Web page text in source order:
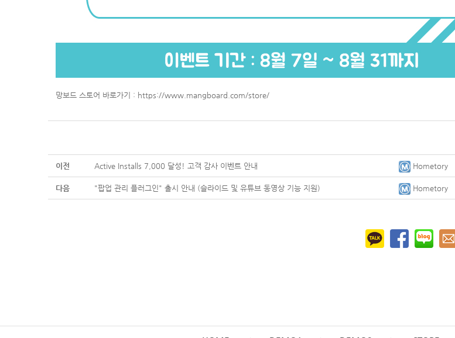
망보드 스토어 바로가기 : https://www.mangboard.com/store/
이전 Active Installs 7,000 달성! 고객 감사 이벤트 안내 Hometory
다음 "팝업 관리 플러그인" 출시 안내 (슬라이드 및 유튜브 동영상 기능 지원) Hometory